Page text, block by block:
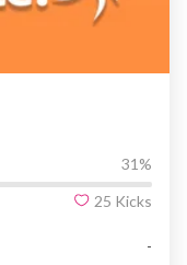
31 %
25 Kicks
-